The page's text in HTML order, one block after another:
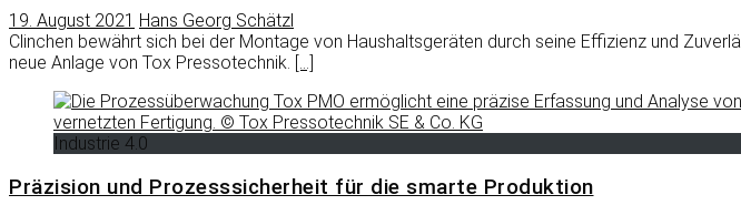
19. August 2021 Hans Georg Schätzl
Clinchen bewährt sich bei der Montage von Haushaltsgeräten durch seine Effizienz und
neue Anlage von Tox Pressotechnik. […]
Industrie 4.0
Präzision und Prozesssicherheit für die smarte Produktion